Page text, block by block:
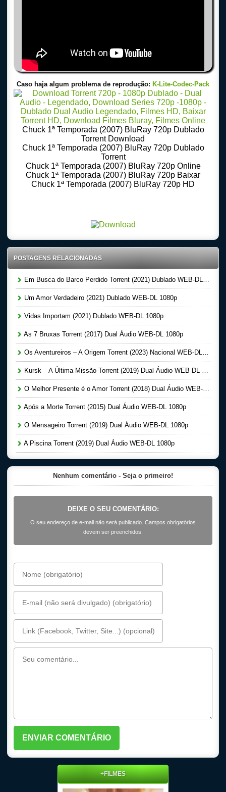
Caso haja algum problema de reprodução: K-Lite-Codec-Pack
Chuck 1ª Temporada (2007) BluRay 720p Dublado
Torrent Download
Chuck 1ª Temporada (2007) BluRay 720p Dublado
Torrent
Chuck 1ª Temporada (2007) BluRay 720p Online
Chuck 1ª Temporada (2007) BluRay 720p Baixar
Chuck 1ª Temporada (2007) BluRay 720p HD
POSTAGENS RELACIONADAS
Em Busca do Barco Perdido Torrent (2021) Dublado WEB-DL 1080p
Um Amor Verdadeiro (2021) Dublado WEB-DL 1080p
Vidas Importam (2021) Dublado WEB-DL 1080p
As 7 Bruxas Torrent (2017) Dual Áudio WEB-DL 1080p
Os Aventureiros – A Origem Torrent (2023) Nacional WEB-DL 1080p
Kursk – A Última Missão Torrent (2019) Dual Áudio WEB-DL 1080p
O Melhor Presente é o Amor Torrent (2018) Dual Áudio WEB-DL 1080p
Após a Morte Torrent (2015) Dual Áudio WEB-DL 1080p
O Mensageiro Torrent (2019) Dual Áudio WEB-DL 1080p
A Piscina Torrent (2019) Dual Áudio WEB-DL 1080p
Nenhum comentário - Seja o primeiro!
DEIXE O SEU COMENTÁRIO:
O seu endereço de e-mail não será publicado. Campos obrigatórios
devem ser preenchidos.
+FILMES